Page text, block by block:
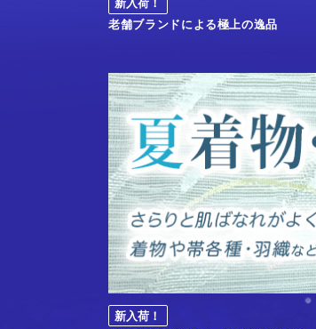
新入荷！
老舗ブランドによる極上の逸品
新入荷！